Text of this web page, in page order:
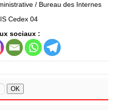
/ Bureau des Internes
Cedex 04
sociaux :